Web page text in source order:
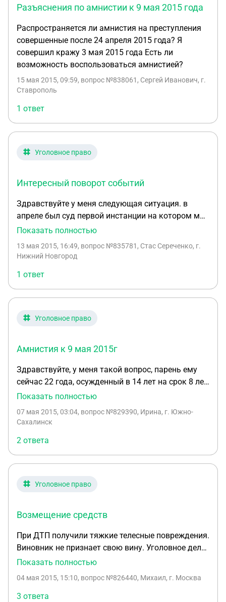
Разъяснения по амнистии к 9 мая 2015 года
Распространяется ли амнистия на преступления
совершенные после 24 апреля 2015 года? Я
совершил кражу 3 мая 2015 года Есть ли
возможность воспользоваться амнистией?
15 мая 2015, 09:59, вопрос №838061, Сергей Иванович, г.
Ставрополь
1 ответ
Уголовное право
Интересный поворот событий
Здравствуйте у меня следующая ситуация. в
апреле был суд первой инстанции на котором мне
огласили приговор со штрафом в 35000 руб. по ст.
к тому времени вышел акт об амнистии 9 мая. на
уголовного дела на основании пункта 6
подпункта 3 акта об амнистии на что мне
ответили что в этом пункте говорится о
подозреваемых и обвиняемых а со слов
обвинения уже являюсь осужденным. Но суть в
после вступления приговора в законную силу то
приговор вынес следующее отменить штраф на
основании акта об амнистии пункта 9 и оставить
как бы приговор остальную его часть точнее в
силе. как так возможно???
Показать полностью
13 мая 2015, 16:49, вопрос №835781, Стас Сереченко, г.
Нижний Новгород
1 ответ
Уголовное право
Амнистия к 9 мая 2015г
Здравствуйте, у меня такой вопрос, парень ему
сейчас 22 года, осужденный в 14 лет на срок 8 лет
и 7 месяцев по статьям ч.1 ст.105; п. "в" ч. 4 ст.162;
осталось отсидеть 1 год 5 месяцев) может ли
"первоход" совершивший преступление до 18 лет?
или как либо вообще?
Показать полностью
07 мая 2015, 03:04, вопрос №829390, Ирина, г. Южно-
Сахалинск
2 ответа
Уголовное право
Возмещение средств
При ДТП получили тяжкие телесные повреждения.
Виновник не признает свою вину. Уголовное дело
прекращается в связи с амнистией ( 9 мая ).
ущерба и моральный вред ? Страховая так-же
отказывается выплачивать ОСАГО.
Показать полностью
04 мая 2015, 15:10, вопрос №826440, Михаил, г. Москва
3 ответа